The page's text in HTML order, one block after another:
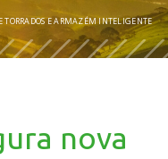
E ARMAZÉM INTELIGENTE
nova